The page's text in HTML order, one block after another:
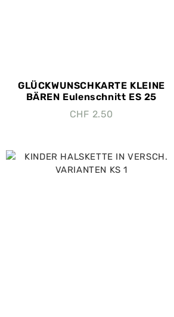
GLÜCKWUNSCHKARTE KLEINE
BÄREN Eulenschnitt ES 25
CHF 2.50